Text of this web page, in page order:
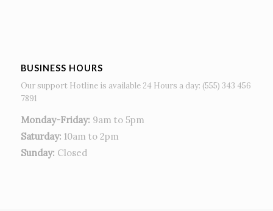
BUSINESS HOURS
Our support Hotline is available 24 Hours a day: (555) 343 456
7891
Monday-Friday: 9am to 5pm
Saturday: 10am to 2pm
Sunday: Closed